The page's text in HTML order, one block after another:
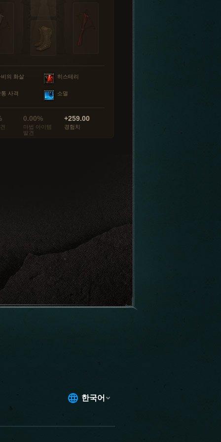
비의 화살 히스테리
사격 소멸
0.00%
마법 아이템
발견
+259.00
경험치